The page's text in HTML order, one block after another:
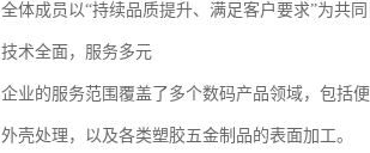
全体成员以“持续品质提升、满足客户要求”为共
技术全面，服务多元
企业的服务范围覆盖了多个数码产品领域，包括
外壳处理，以及各类塑胶五金制品的表面加工。